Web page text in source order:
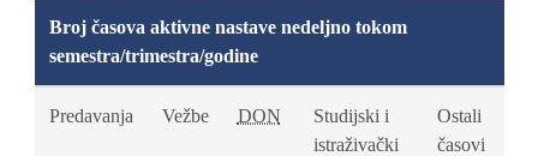
Broj časova aktivne nastave nedeljno tokom
semestra/trimestra/godine
Predavanja Vežbe DON
Studijski i
istraživački
Ostali
časovi